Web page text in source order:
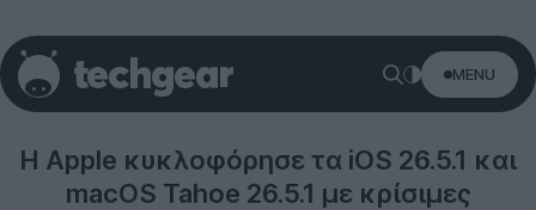
MENU
Η Apple κυκλοφόρησε τα iOS 26.5.1 και
macOS Tahoe 26.5.1 με κρίσιμες